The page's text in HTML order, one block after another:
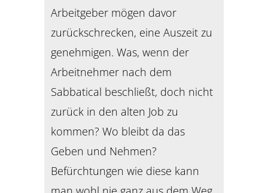
Arbeitgeber mögen davor
zurückschrecken, eine Auszeit zu
genehmigen. Was, wenn der
Arbeitnehmer nach dem
Sabbatical beschließt, doch nicht
zurück in den alten Job zu
kommen? Wo bleibt da das
Geben und Nehmen?
Befürchtungen wie diese kann